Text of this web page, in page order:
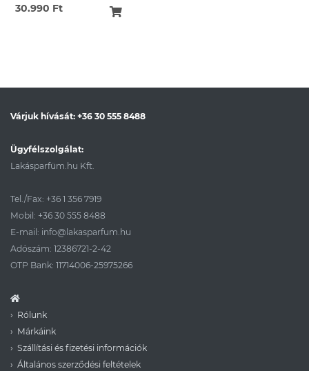
30.990 Ft
Várjuk hívását: +36 30 555 8488
Ügyfélszolgálat:
Lakásparfüm.hu Kft.
Tel./Fax: +36 1 356 7919
Mobil: +36 30 555 8488
E-mail: info@lakasparfum.hu
Adószám: 12386721-2-42
OTP Bank: 11714006-25975266
Rólunk
Márkáink
Szállítási és fizetési információk
Általános szerződési feltételek